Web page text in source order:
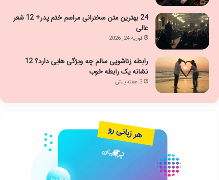
24 بهترین متن سخنرانی مراسم ختم پدر+ 12 شعر
عالی
فوریه 24, 2026
رابطه زناشویی سالم چه ویژگی هایی دارد؟ 12
نشانه یک رابطه خوب
3 هفته پیش